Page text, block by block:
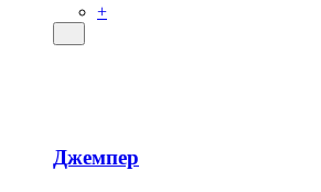
+
Джемпер